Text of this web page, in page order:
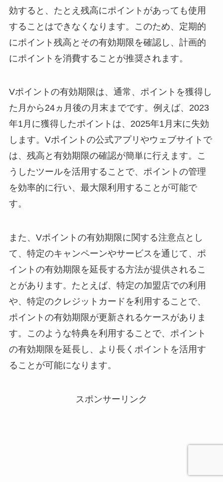
効すると、たとえ残高にポイントがあっても使用
することはできなくなります。このため、定期的
にポイント残高とその有効期限を確認し、計画的
にポイントを消費することが推奨されます。
Vポイントの有効期限は、通常、ポイントを獲得し
た月から24ヵ月後の月末までです。例えば、2023
年1月に獲得したポイントは、2025年1月末に失効
します。Vポイントの公式アプリやウェブサイトで
は、残高と有効期限の確認が簡単に行えます。こ
うしたツールを活用することで、ポイントの管理
を効率的に行い、最大限利用することが可能で
す。
また、Vポイントの有効期限に関する注意点とし
て、特定のキャンペーンやサービスを通じて、ポ
イントの有効期限を延長する方法が提供されるこ
とがあります。たとえば、特定の加盟店での利用
や、特定のクレジットカードを利用することで、
ポイントの有効期限が更新されるケースがありま
す。このような特典を利用することで、ポイント
の有効期限を延長し、より長くポイントを活用す
ることが可能になります。
スポンサーリンク